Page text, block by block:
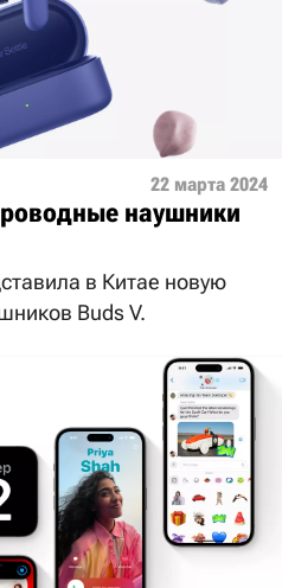
22 марта 2024
наушники
в Китае новую
Buds V.